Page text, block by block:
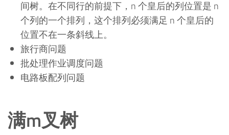
间树。在不同行的前提下，n 个皇后的列位置是 n
个列的一个排列，这个排列必须满足 n 个皇后的
位置不在一条斜线上。
旅行商问题
批处理作业调度问题
电路板配列问题
满m叉树